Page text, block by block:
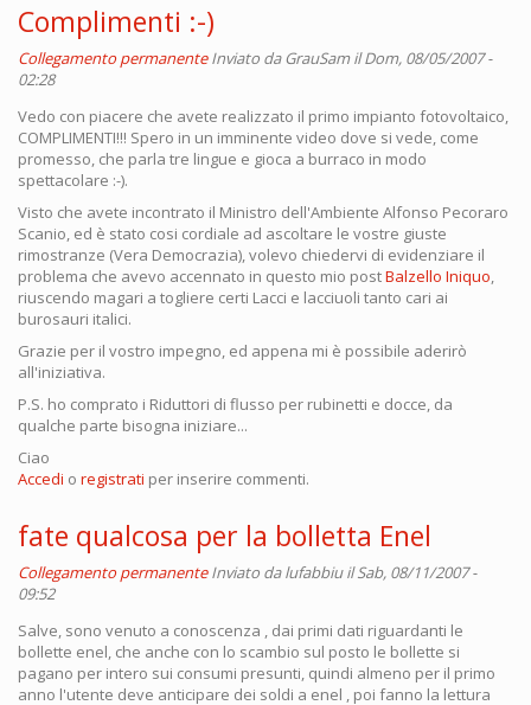
Complimenti :-)
Collegamento permanente Inviato daGrauSamil Dom, 08/05/2007 -
02:28
Vedo con piacere che avete realizzato il primo impianto fotovoltaico,
COMPLIMENTI!!! Spero in un imminente video dove si vede, come
promesso, che parla tre lingue e gioca a burraco in modo
spettacolare :-).
Visto che avete incontrato il Ministro dell'Ambiente Alfonso Pecoraro
Scanio, ed è stato cosi cordiale ad ascoltare le vostre giuste
rimostranze (Vera Democrazia), volevo chiedervi di evidenziare il
problema che avevo accennato in questo mio postBalzello Iniquo
riuscendo magari a togliere certi Lacci e lacciuoli tanto cari ai
burosauri italici.
Grazie per il vostro impegno, ed appena mi è possibile aderirò
all'iniziativa.
P.S. ho comprato i Riduttori di flusso per rubinetti e docce, da
qualche parte bisogna iniziare...
Ciao
Accedi o registrati per inserire commenti.
fate qualcosa per la bolletta Enel
Collegamento permanente Inviato dalufabbiuil Sab, 08/11/2007 -
09:52
Salve, sono venuto a conoscenza , dai primi dati riguardanti le
bollette enel, che anche con lo scambio sul posto le bollette si
pagano per intero sui consumi presunti, quindi almeno per il primo
anno l'utente deve anticipare dei soldi a enel , poi fanno la lettura